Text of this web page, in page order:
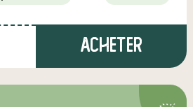
Acheter